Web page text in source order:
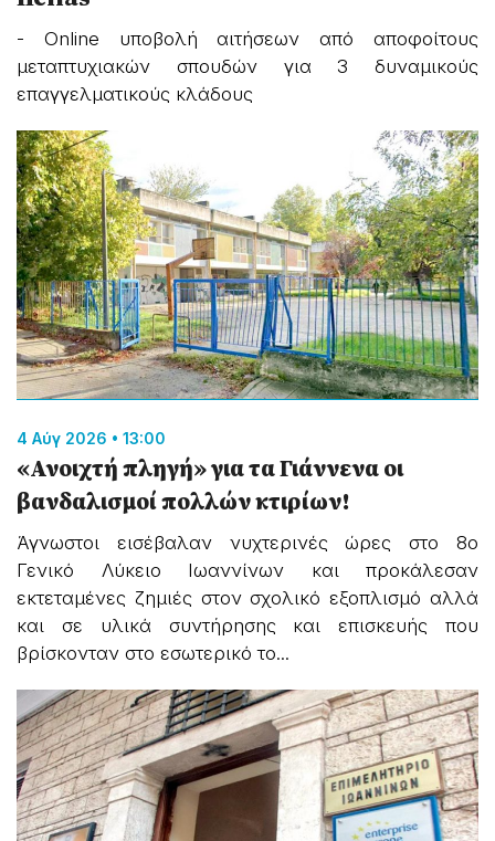
- Online υποβολή αιτήσεων από αποφοίτους
μεταπτυχιακών σπουδών για 3 δυναμικούς
επαγγελματικούς κλάδους
4 Αύγ 2026 • 13:00
«Ανοιχτή πληγή» για τα Γιάννενα οι
βανδαλισμοί πολλών κτιρίων!
Άγνωστοι εισέβαλαν νυχτερινές ώρες στο 8ο
Γενικό Λύκειο Ιωαννίνων και προκάλεσαν
εκτεταμένες ζημιές στον σχολικό εξοπλισμό αλλά
και σε υλικά συντήρησης και επισκευής που
βρίσκονταν στο εσωτερικό το...